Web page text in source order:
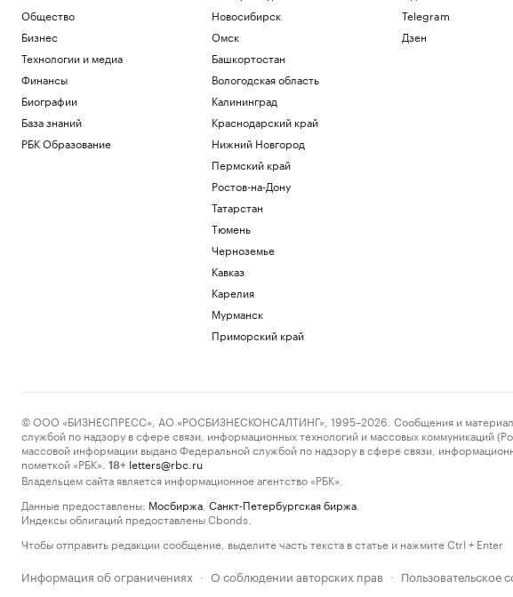
Общество
Бизнес
Технологии и медиа
Финансы
Биографии
База знаний
РБК Образование
Новосибирск
Омск
Башкортостан
Вологодская область
Калининград
Краснодарский край
Нижний Новгород
Пермский край
Ростов-на-Дону
Татарстан
Тюмень
Черноземье
Кавказ
Карелия
Мурманск
Приморский край
Telegram
Дзен
© ООО «БИЗНЕСПРЕСС», АО «РОСБИЗНЕСКОНСАЛТИНГ», 1995–2026. Сообщения и материалы
службой по надзору в сфере связи, информационных технологий и массовых коммуникаций
массовой информации выдано Федеральной службой по надзору в сфере связи,
пометкой «РБК».
18+ letters@rbc.ru
Владельцем сайта является информационное агентство «РБК».
Данные предоставлены: Мосбиржа Санкт-Петербургская биржа
Индексы облигаций предоставлены Cbonds.
Чтобы отправить редакции сообщение, выделите часть текста в статье и нажмите Ctrl + Enter
Информация об ограничениях · О соблюдении авторских прав · Пользовательское